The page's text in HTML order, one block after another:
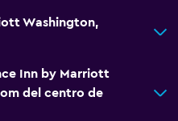
Washington,
Inn by Marriott
del centro de